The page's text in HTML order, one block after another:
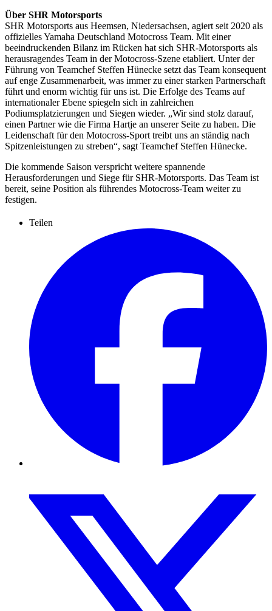
Über SHR Motorsports
SHR Motorsports aus Heemsen, Niedersachsen, agiert seit 2020 als
offizielles Yamaha Deutschland Motocross Team. Mit einer
beeindruckenden Bilanz im Rücken hat sich SHR-Motorsports als
herausragendes Team in der Motocross-Szene etabliert. Unter der
Führung von Teamchef Steffen Hünecke setzt das Team konsequent
auf enge Zusammenarbeit, was immer zu einer starken Partnerschaft
führt und enorm wichtig für uns ist. Die Erfolge des Teams auf
internationaler Ebene spiegeln sich in zahlreichen
Podiumsplatzierungen und Siegen wieder. „Wir sind stolz darauf,
einen Partner wie die Firma Hartje an unserer Seite zu haben. Die
Leidenschaft für den Motocross-Sport treibt uns an ständig nach
Spitzenleistungen zu streben“, sagt Teamchef Steffen Hünecke.
Die kommende Saison verspricht weitere spannende
Herausforderungen und Siege für SHR-Motorsports. Das Team ist
bereit, seine Position als führendes Motocross-Team weiter zu
festigen.
Teilen